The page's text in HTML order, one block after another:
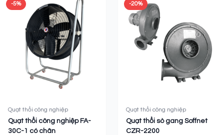
-5%
Quạt thổi công nghiệp
Quạt thổi công nghiệp FA-
30C-1 có chân
-20%
Quạt thổi công nghiệp
Quạt thổi sò gang Soffnet
CZR-2200